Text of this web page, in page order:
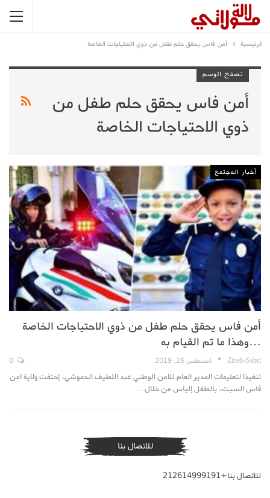
الرئيسية أمن فاس يحقق حلم طفل من ذوي الاحتياجات الخاصة
تصفح الوسم
أمن فاس يحقق حلم طفل من
ذوي الاحتياجات الخاصة
أخبار المجتمع
أمن فاس يحقق حلم طفل من ذوي الاحتياجات الخاصة
…وهذا ما تم القيام به
Zineb-Sabri أغسطس 26, 2019
تنفيذا لتعليمات المدير العام للامن الوطني عبد اللطيف الحموشي، إحتفت ولاية امن
فاس السبت، بالطفل إلياس من خلال…
للاتصال بنا
للاتصال بنا+212614999191